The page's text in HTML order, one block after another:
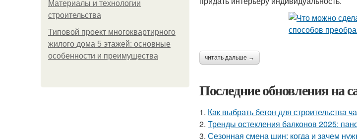
Материалы и технологии
строительства
Типовой проект многоквартирного
жилого дома 5 этажей: основные
особенности и преимущества
читать дальше →
Последние обновления на
1. Как выбрать бетон для строительства
2. Тренды остекления балконов 2025:
3. Сезонная смена шин: когда и зачем